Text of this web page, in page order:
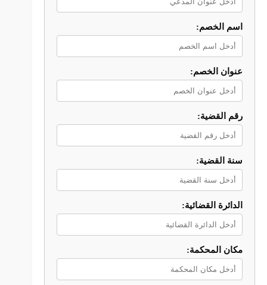
اسم الخصم:
عنوان الخصم:
رقم القضية:
سنة القضية:
الدائرة القضائية:
مكان المحكمة: